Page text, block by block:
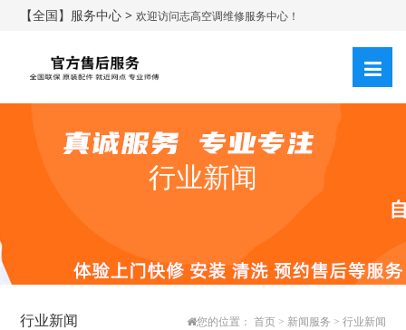
【全国】服务中心 >欢迎访问志高空调维修服务中心！
行业新闻
行业新闻 您的位置： 首页> 新闻服务 > 行业新闻